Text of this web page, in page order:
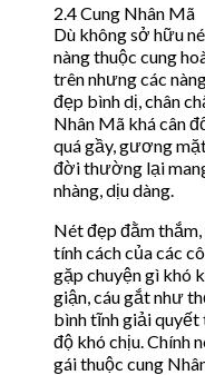
2.4 Cung Nhân Mã
Dù không sở hữu
nàng thuộc cung
trên nhưng các
đẹp bình dị, chân
Nhân Mã khá cân
quá gầy, gương
đời thường lại
nhàng, dịu dàng.
Nét đẹp đằm
tính cách của các
gặp chuyện gì khó
giận, cáu gắt như
bình tĩnh giải
độ khó chịu. Chính
gái thuộc cung